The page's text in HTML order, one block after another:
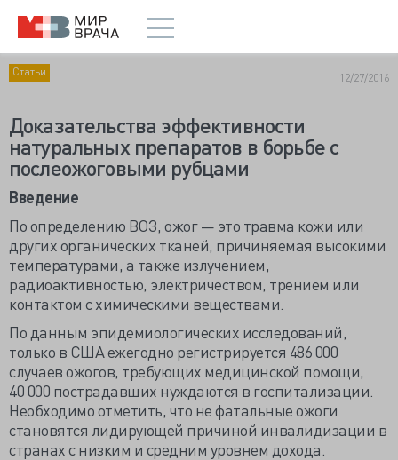
Статьи 12/27/2016
Доказательства эффективности
натуральных препаратов в борьбе с
послеожоговыми рубцами
Введение
По определению ВОЗ, ожог — это травма кожи или
других органических тканей, причиняемая высокими
температурами, а также излучением,
радиоактивностью, электричеством, трением или
контактом с химическими веществами.
По данным эпидемиологических исследований,
только в США ежегодно регистрируется 486 000
случаев ожогов, требующих медицинской помощи,
40 000 пострадавших нуждаются в госпитализации.
Необходимо отметить, что не фатальные ожоги
становятся лидирующей причиной инвалидизации в
странах с низким и средним уровнем дохода.